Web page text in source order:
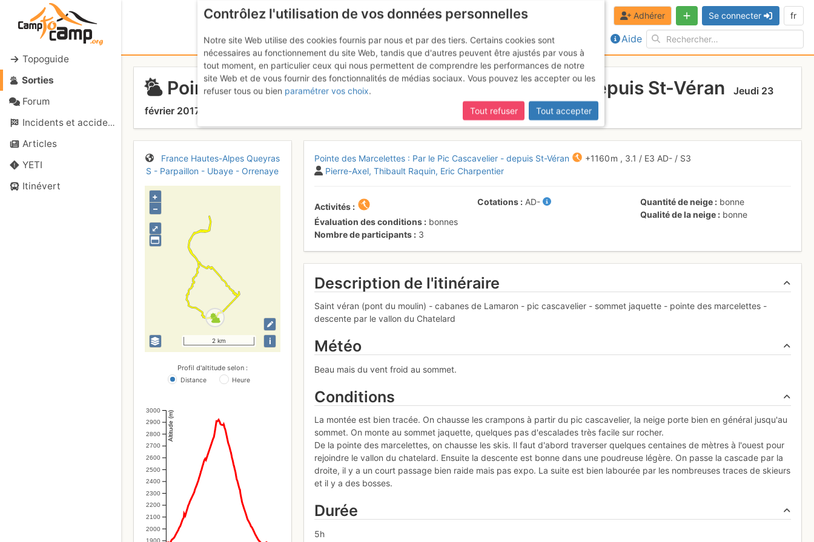
Topoguide
Sorties
Forum
Incidents et accidents
Articles
YETI
Itinévert
Aide
Adhérer Se connecter fr
Pointe des Marcelettes : Par le Pic Cascavelier - depuis St-Véran
Jeudi 23
février 2017
France Hautes-Alpes Queyras
S - Parpaillon - Ubaye - Orrenaye
+
–
2 km i
⤢
Profil d'altitude selon :
Distance Heure
1900
2000
2100
2200
2300
2400
2500
2600
2700
2800
2900
3000 Altitude (m)
Pointe des Marcelettes : Par le Pic Cascavelier - depuis St-Véran +1160 m , 3.1 / E3 AD- / S3
Pierre-Axel Thibault Raquin Eric Charpentier
Activités
Évaluation des conditions
bonnes
Nombre de participants
3
Cotations AD- Quantité de neige
bonne
Qualité de la neige
bonne
Description de l'itinéraire
Saint véran (pont du moulin) - cabanes de Lamaron - pic cascavelier - sommet jaquette - pointe des marcelettes -
descente par le vallon du Chatelard
Météo
Beau mais du vent froid au sommet.
Conditions
La montée est bien tracée. On chausse les crampons à partir du pic cascavelier, la neige porte bien en général jusqu'au
sommet. On monte au sommet jaquette, quelques pas d'escalades très facile sur rocher.
De la pointe des marcelettes, on chausse les skis. Il faut d'abord traverser quelques centaines de mètres à l'ouest pour
rejoindre le vallon du chatelard. Ensuite la descente est bonne dans une poudreuse légère. On passe la cascade par la
droite, il y a un court passage bien raide mais pas expo. La suite est bien labourée par les nombreuses traces de skieurs
et il y a des bosses.
Durée
5h
Contrôlez l'utilisation de vos données personnelles
Notre site Web utilise des cookies fournis par nous et par des tiers. Certains cookies sont
nécessaires au fonctionnement du site Web, tandis que d'autres peuvent être ajustés par vous à
tout moment, en particulier ceux qui nous permettent de comprendre les performances de notre
site Web et de vous fournir des fonctionnalités de médias sociaux. Vous pouvez les accepter ou les
refuser tous ou bien paramétrer vos choix.
Tout refuser
Tout accepter